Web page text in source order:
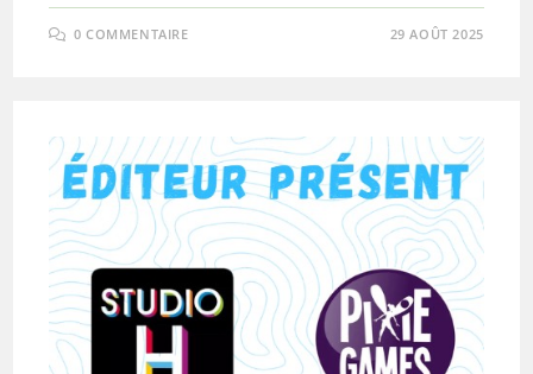
0 COMMENTAIRE 29 AOÛT 2025